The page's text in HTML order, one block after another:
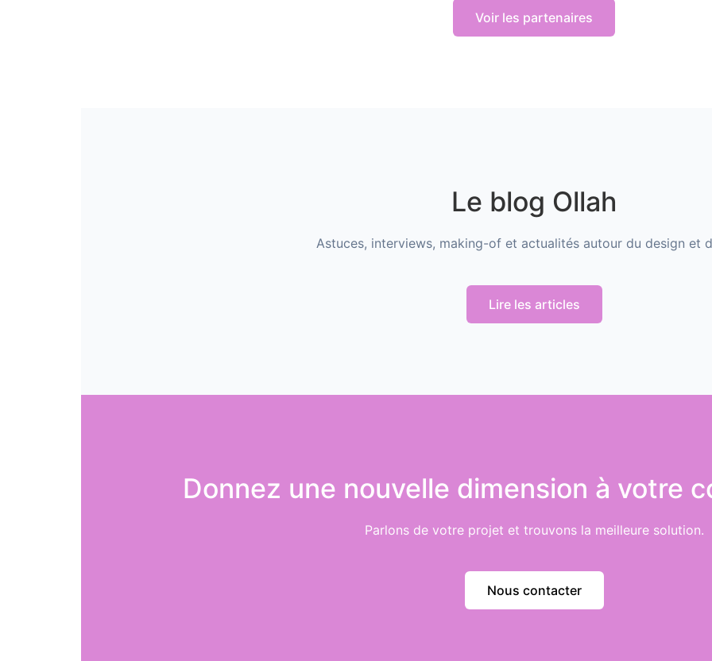
Voir les partenaires
Le blog Ollah
Astuces, interviews, making-of et actualités autour du design et
Lire les articles
Donnez une nouvelle dimension à votre
Parlons de votre projet et trouvons la meilleure solution.
Nous contacter